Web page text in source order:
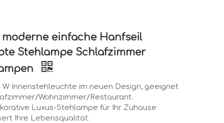
moderne einfache Hanfseil
Stehlampe Schlafzimmer
W Innenstehleuchte im neuen Design, geeignet
Wohnzimmer/Restaurant.
Luxus-Stehlampe für Ihr Zuhause
Ihre Lebensqualität.